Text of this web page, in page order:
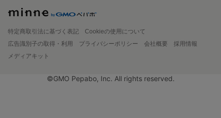
特定商取引法に基づく表記
Cookieの使用について
広告識別子の取得・利用
プライバシーポリシー 会社概要
採用情報
メディアキット
©GMO Pepabo, Inc. All rights reserved.